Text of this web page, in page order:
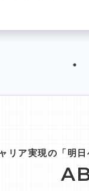
リア実現の「明